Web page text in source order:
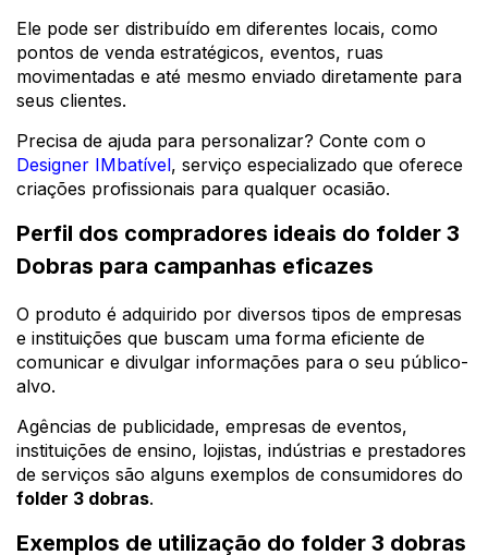
Ele pode ser distribuído em diferentes locais, como
pontos de venda estratégicos, eventos, ruas
movimentadas e até mesmo enviado diretamente para
seus clientes.
Precisa de ajuda para personalizar? Conte com o
Designer IMbatível, serviço especializado que oferece
criações profissionais para qualquer ocasião.
Perfil dos compradores ideais do folder 3
Dobras para campanhas eficazes
O produto é adquirido por diversos tipos de empresas
e instituições que buscam uma forma eficiente de
comunicar e divulgar informações para o seu público-
alvo.
Agências de publicidade, empresas de eventos,
instituições de ensino, lojistas, indústrias e prestadores
de serviços são alguns exemplos de consumidores do
folder 3 dobras.
Exemplos de utilização do folder 3 dobras